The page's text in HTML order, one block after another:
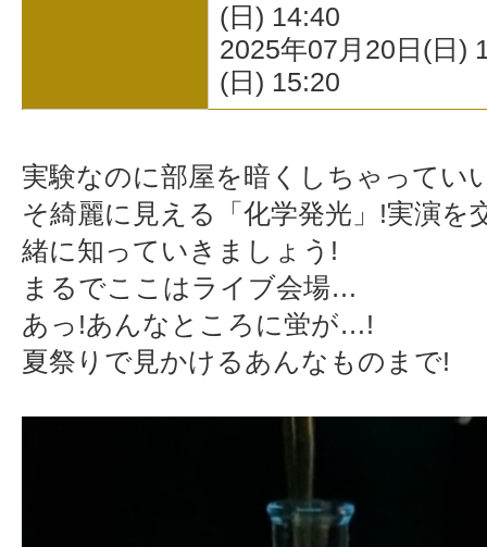
(日) 14:40
2025年07月20日(日)
(日) 15:20
実験なのに部屋を暗くしちゃってい
そ綺麗に見える「化学発光」!実演を
緒に知っていきましょう!
まるでここはライブ会場…
あっ!あんなところに蛍が…!
夏祭りで見かけるあんなものまで!